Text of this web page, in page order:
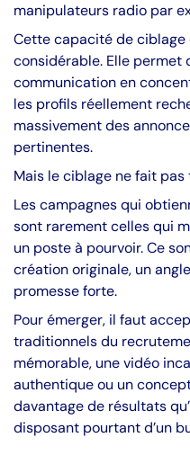
manipulateurs radio par
Cette capacité de
considérable. Elle permet
communication en
les profils réellement
massivement des
pertinentes.
Mais le ciblage ne fait pas
Les campagnes qui
sont rarement celles qui
un poste à pourvoir. Ce
création originale, un
promesse forte.
Pour émerger, il faut
traditionnels du
mémorable, une vidéo
authentique ou un
davantage de résultats
disposant pourtant d’un